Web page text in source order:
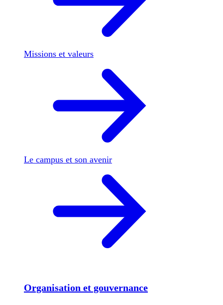
Missions et valeurs
Le campus et son avenir
Organisation et gouvernance